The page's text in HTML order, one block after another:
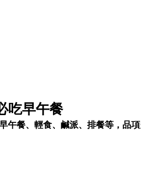
吃早午餐
午餐、輕食、鹹派、排餐等，品